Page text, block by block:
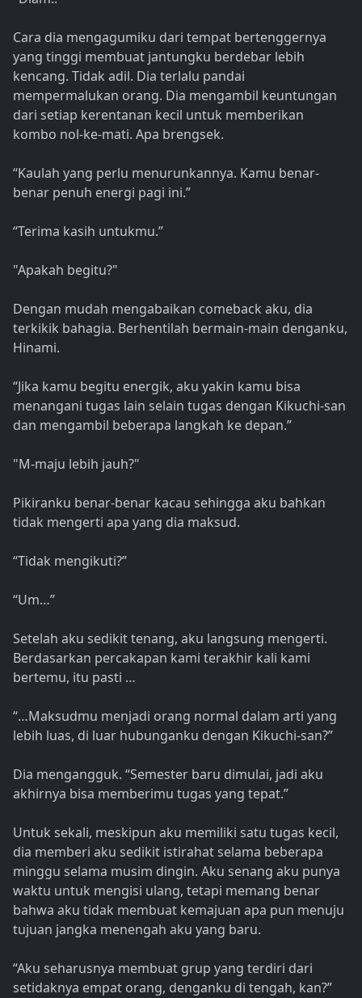
Cara dia mengagumiku dari tempat bertenggernya
yang tinggi membuat jantungku berdebar lebih
kencang. Tidak adil. Dia terlalu pandai
mempermalukan orang. Dia mengambil keuntungan
dari setiap kerentanan kecil untuk memberikan
kombo nol-ke-mati. Apa brengsek.
“Kaulah yang perlu menurunkannya. Kamu benar-
benar penuh energi pagi ini.”
“Terima kasih untukmu.”
"Apakah begitu?"
Dengan mudah mengabaikan comeback aku, dia
terkikik bahagia. Berhentilah bermain-main denganku,
Hinami.
“Jika kamu begitu energik, aku yakin kamu bisa
menangani tugas lain selain tugas dengan Kikuchi-san
dan mengambil beberapa langkah ke depan.”
"M-maju lebih jauh?"
Pikiranku benar-benar kacau sehingga aku bahkan
tidak mengerti apa yang dia maksud.
“Tidak mengikuti?”
“Um…”
Setelah aku sedikit tenang, aku langsung mengerti.
Berdasarkan percakapan kami terakhir kali kami
bertemu, itu pasti …
“…Maksudmu menjadi orang normal dalam arti yang
lebih luas, di luar hubunganku dengan Kikuchi-san?”
Dia mengangguk. “Semester baru dimulai, jadi aku
akhirnya bisa memberimu tugas yang tepat.”
Untuk sekali, meskipun aku memiliki satu tugas kecil,
dia memberi aku sedikit istirahat selama beberapa
minggu selama musim dingin. Aku senang aku punya
waktu untuk mengisi ulang, tetapi memang benar
bahwa aku tidak membuat kemajuan apa pun menuju
tujuan jangka menengah aku yang baru.
“Aku seharusnya membuat grup yang terdiri dari
setidaknya empat orang, denganku di tengah, kan?”